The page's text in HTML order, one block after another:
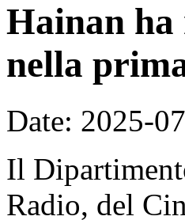
Hainan
nella
Date: 2025-
Il
Radio, del